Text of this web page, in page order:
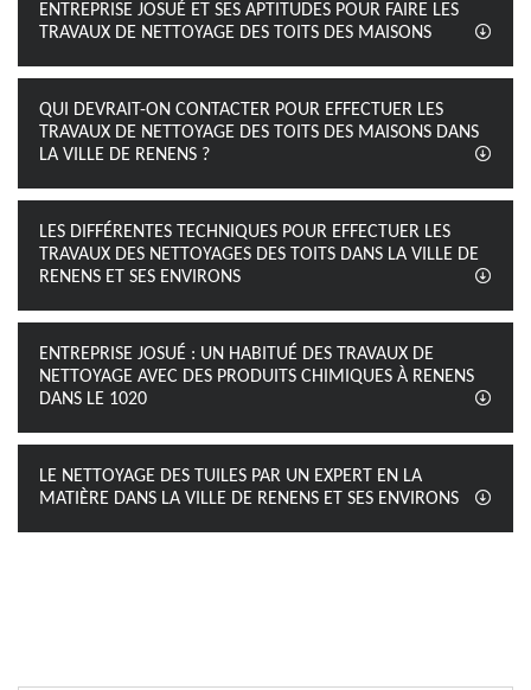
ENTREPRISE JOSUÉ ET SES APTITUDES POUR FAIRE LES
TRAVAUX DE NETTOYAGE DES TOITS DES MAISONS
QUI DEVRAIT-ON CONTACTER POUR EFFECTUER LES
TRAVAUX DE NETTOYAGE DES TOITS DES MAISONS DANS
LA VILLE DE RENENS ?
LES DIFFÉRENTES TECHNIQUES POUR EFFECTUER LES
TRAVAUX DES NETTOYAGES DES TOITS DANS LA VILLE DE
RENENS ET SES ENVIRONS
ENTREPRISE JOSUÉ : UN HABITUÉ DES TRAVAUX DE
NETTOYAGE AVEC DES PRODUITS CHIMIQUES À RENENS
DANS LE 1020
LE NETTOYAGE DES TUILES PAR UN EXPERT EN LA
MATIÈRE DANS LA VILLE DE RENENS ET SES ENVIRONS